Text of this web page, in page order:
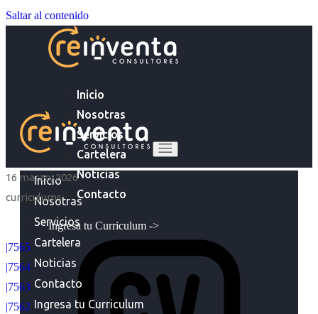
Saltar al contenido
Inicio
Nosotras
Servicios
Cartelera
Noticias
Contacto
Ingresa tu Curriculum ->
Inicio
Nosotras
Servicios
Cartelera
Noticias
Contacto
Ingresa tu Curriculum
16 marzo, 2026
curriculums
|7565
|7564
|7563
|7562